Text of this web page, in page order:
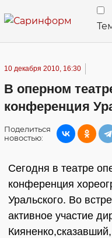
10 декабря 2010, 16:30
В оперном
конференция
Поделиться
новостью:
Сегодня в театре
конференция
Уральского. Во
активное участие